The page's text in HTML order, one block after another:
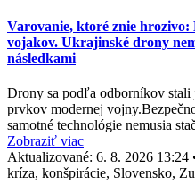
Varovanie, ktoré znie hrozivo:
vojakov. Ukrajinské drony
následkami
Drony sa podľa odborníkov stali
prvkov modernej
samotné technológie nemusia
Zobraziť viac
Aktualizované: 6. 8. 2026 13:24
kríza, konšpirácie, Slovensko,